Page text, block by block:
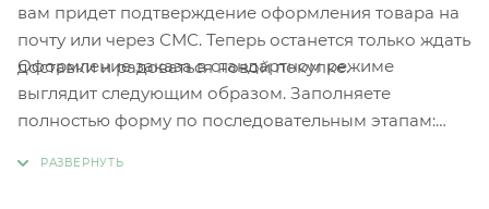
вам придет подтверждение оформления товара на
почту или через СМС. Теперь останется только ждать
доставки и радоваться новой покупке.
Оформление заказа в стандартном режиме
выглядит следующим образом. Заполняете
полностью форму по последовательным этапам: